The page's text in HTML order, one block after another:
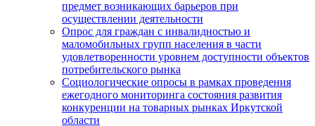
предмет возникающих барьеров при
осуществлении деятельности
Опрос для граждан с инвалидностью и
маломобильных групп населения в части
удовлетворенности уровнем доступности объектов
потребительского рынка
Социологические опросы в рамках проведения
ежегодного мониторинга состояния развития
конкуренции на товарных рынках Иркутской
области